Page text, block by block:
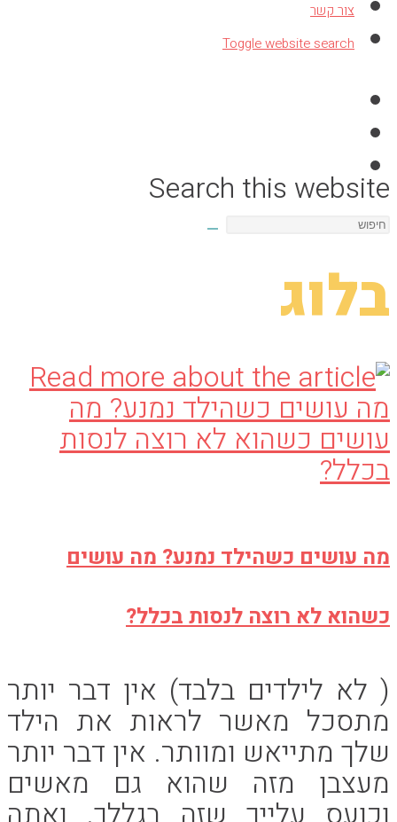
צור קשר
Toggle website search
Search this website
בלוג
מה עושים כשהילד נמנע? מה עושים
כשהוא לא רוצה לנסות בכלל?
( לא לילדים בלבד) אין דבר יותר
מתסכל מאשר לראות את הילד
שלך מתייאש ומוותר. אין דבר יותר
מעצבן מזה שהוא גם מאשים